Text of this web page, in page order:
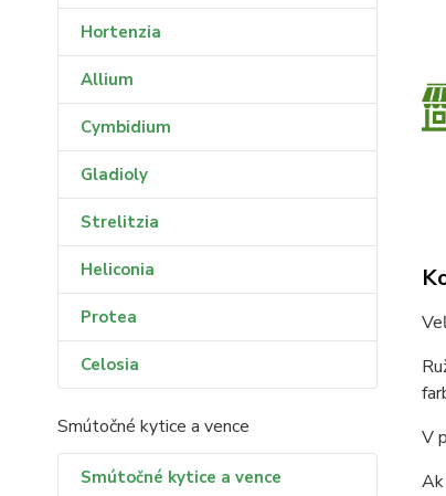
Hortenzia
Allium
Cymbidium
Gladioly
Strelitzia
Heliconia
Protea
Celosia
Smútočné kytice a vence
Smútočné kytice a vence
V